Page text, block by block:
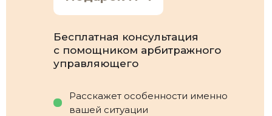
Бесплатная консультация
с помощником арбитражного
управляющего
Расскажет особенности именно
вашей ситуации